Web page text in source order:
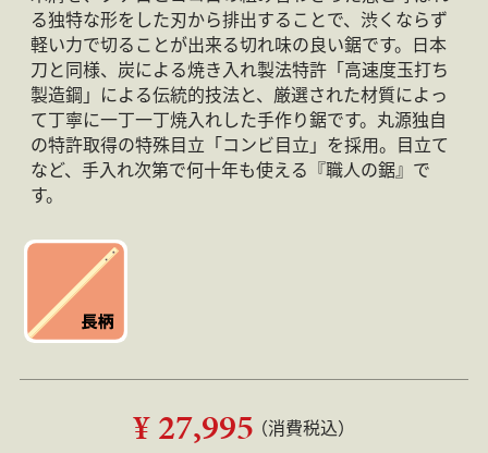
る独特な形をした刃から排出することで、渋くならず
軽い力で切ることが出来る切れ味の良い鋸です。日本
刀と同様、炭による焼き入れ製法特許「高速度玉打ち
製造鋼」による伝統的技法と、厳選された材質によっ
て丁寧に一丁一丁焼入れした手作り鋸です。丸源独自
の特許取得の特殊目立「コンビ目立」を採用。目立て
など、手入れ次第で何十年も使える『職人の鋸』で
す。
¥ 27,995（消費税込）